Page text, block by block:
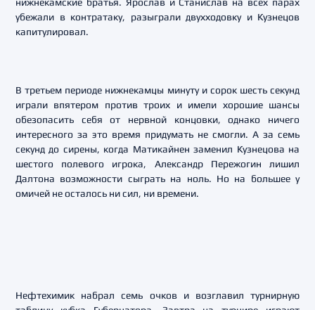
убежали в контратаку, разыграли двухходовку и Кузнецов
капитулировал.
В третьем периоде нижнекамцы минуту и сорок шесть секунд
играли впятером против троих и имели хорошие шансы
обезопасить себя от нервной концовки, однако ничего
интересного за это время придумать не смогли. А за семь
секунд до сирены, когда Матикайнен заменил Кузнецова на
шестого полевого игрока, Александр Пережогин лишил
Далтона возможности сыграть на ноль. Но на большее у
омичей не осталось ни сил, ни времени.
Нефтехимик набрал семь очков и возглавил турнирную